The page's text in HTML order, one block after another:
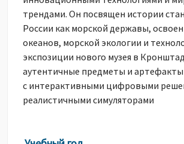
трендами. Он посвящен истории
России как морской державы,
океанов, морской экологии и
экспозиции нового музея в
аутентичные предметы и
с интерактивными цифровыми
реалистичными симуляторами